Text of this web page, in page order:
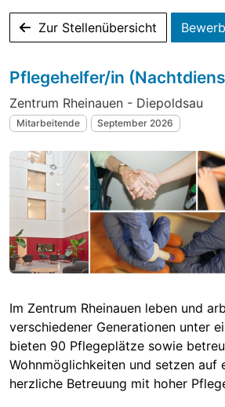
Zur Stellenübersicht
Pflegehelfer/in
Zentrum Rheinauen - Diepoldsau
Mitarbeitende September 2026
Im Zentrum Rheinauen leben und
verschiedener Generationen unter
bieten 90 Pflegeplätze sowie
Wohnmöglichkeiten und setzen auf
herzliche Betreuung mit hoher